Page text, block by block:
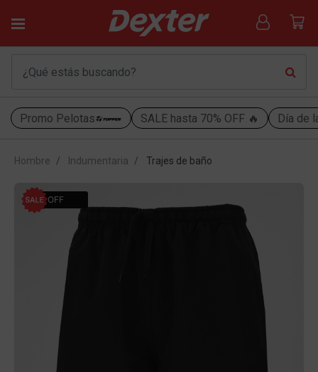
Promo Pelotas SALE hasta 70% OFF 🔥 Día de
Hombre Indumentaria Trajes de baño
25% OFF